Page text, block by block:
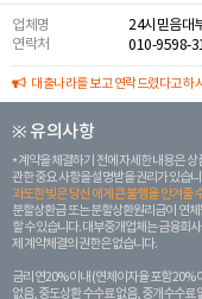
업체명
24시믿음대
연락처
010-9598-
대출나라를 보고 연락드렸다고 하
※ 유의사항
계약을 체결하기 전에 자세한 내용은
관한 중요 사항을 설명받을 권리가 있습
과도한 빚은 당신 에게 큰 불행을 안겨줄
분할상환금 또는 분할상환원리금이 연
할 수 있습니다. 대부중개업체는 금융회
제 계약체결의 권한은 없습니다.
금리 연20% 이내 (연체이자율 포함 20%
없음, 중도상환 수수료 없음, 중개수수료